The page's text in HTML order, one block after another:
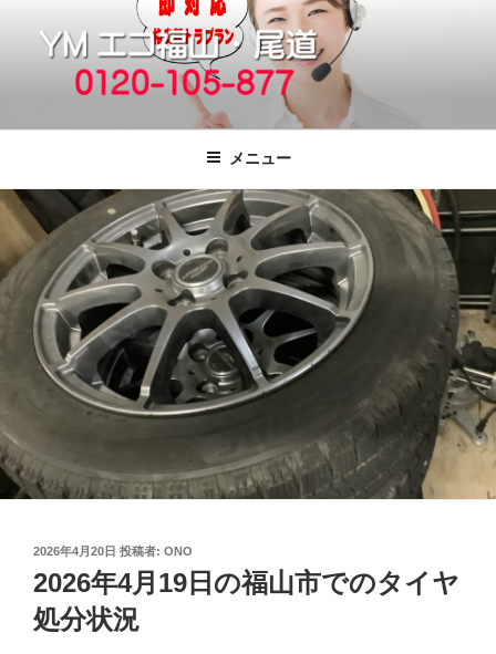
キ
プ
福山市で格安の不用品回収、買取、処
分は粗大ごみ処分、廃品回収も対応の
YMエコ福山営業所へ。
引っ越しゴミ・粗大ゴミの片付けをいたします
メニュー
投
日:
2026年4月20日 投稿者: ONO
2026年4月19日の福山市でのタイヤ
処分状況